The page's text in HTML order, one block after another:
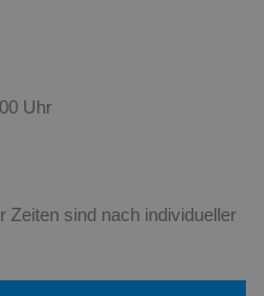
Uhr
Zeiten sind nach individueller